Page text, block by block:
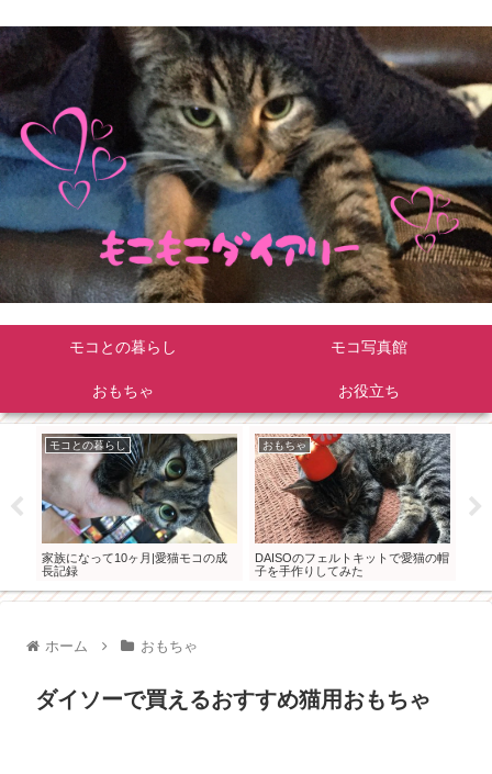
モコとの暮らし モコ写真館
おもちゃ お役立ち
モコとの暮らし
家族になって10ヶ月|愛猫モコの成
長記録
おもちゃ
DAISOのフェルトキットで愛猫の帽
子を手作りしてみた
ホーム おもちゃ
ダイソーで買えるおすすめ猫用おもちゃ